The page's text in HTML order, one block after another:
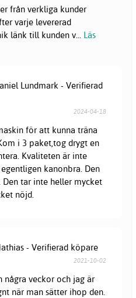
från verkliga kunder
varje levererad
länk till kunden v
Läs
Lundmark - Verifierad
2024-04-18
för att kunna träna
i 3 paket,tog drygt en
Kvaliteten är inte
kanonbra. Den
Den tar inte heller mycket
nöjd.
- Verifierad köpare
2021-10-02
några veckor och jag är
när man sätter ihop den.